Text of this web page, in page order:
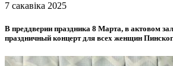
7 сакавіка 2025
В преддверии праздника 8 Марта, в актовом
праздничный концерт для всех женщин